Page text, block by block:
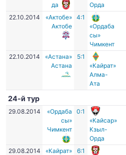
да
Орда
22.10.2014
«Актобе»
Актобе
4:1
«Ордаба
сы»
Чимкент
22.10.2014
«Астана»
Астана
5:1
«Кайрат»
Алма-
Ата
24-й тур
29.08.2014
«Ордаба
сы»
Чимкент
0:1
«Кайсар»
Кзыл-
Орда
29.08.2014
«Кайрат»
6:1